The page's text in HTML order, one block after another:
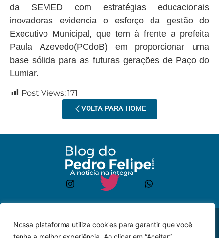
Nossa plataforma utiliza cookies para garantir que você
tenha a melhor experiência. Ao clicar em “Aceitar”,
da SEMED com estratégias educacionais
inovadoras evidencia o esforço da gestão do
Executivo Municipal, que tem à frente a prefeita
Paula Azevedo(PCdoB) em proporcionar uma
base sólida para as futuras gerações de Paço do
Lumiar.
Post Views: 171
VOLTA PARA HOME
© 2023 – Todos os
direitos reservados.
Desenvolvido por: JP